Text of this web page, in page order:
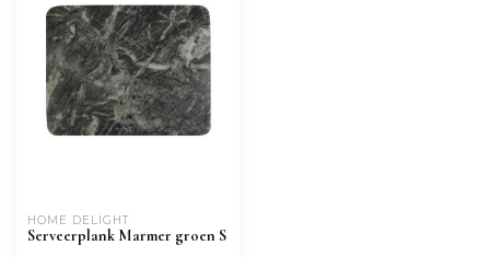
HOME DELIGHT
Serveerplank Marmer groen S